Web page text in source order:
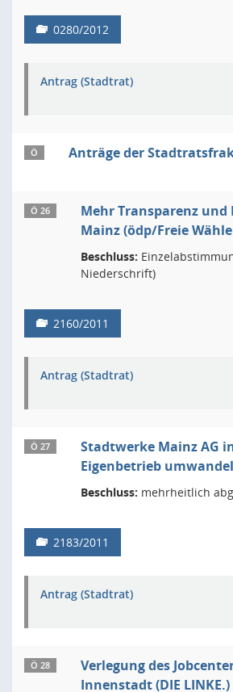
0280/2012
Antrag (Stadtrat)
Ö Anträge der
Ö 26
Mehr Transparenz
Mainz (ödp/Freie
Beschluss:
Niederschrift)
2160/2011
Antrag (Stadtrat)
Ö 27
Stadtwerke Mainz AG
Eigenbetrieb
Beschluss: mehrheitlich
2183/2011
Antrag (Stadtrat)
Ö 28
Verlegung des
Innenstadt (DIE LINKE.)